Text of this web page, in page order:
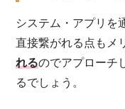
システム・アプリを
直接繋がれる点もメ
れるのでアプローチ
るでしょう。